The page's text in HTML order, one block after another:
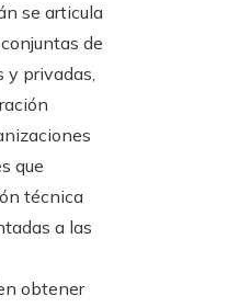
se articula
de
y privadas,
que
técnica
a las
obtener